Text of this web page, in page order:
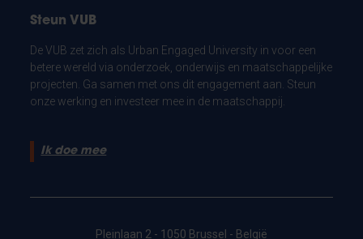
Steun VUB
De VUB zet zich als Urban Engaged University in voor een
betere wereld via onderzoek, onderwijs en maatschappelijke
projecten. Ga samen met ons dit engagement aan. Steun
onze werking en investeer mee in de maatschappij.
Ik doe mee
Pleinlaan 2 - 1050 Brussel - België